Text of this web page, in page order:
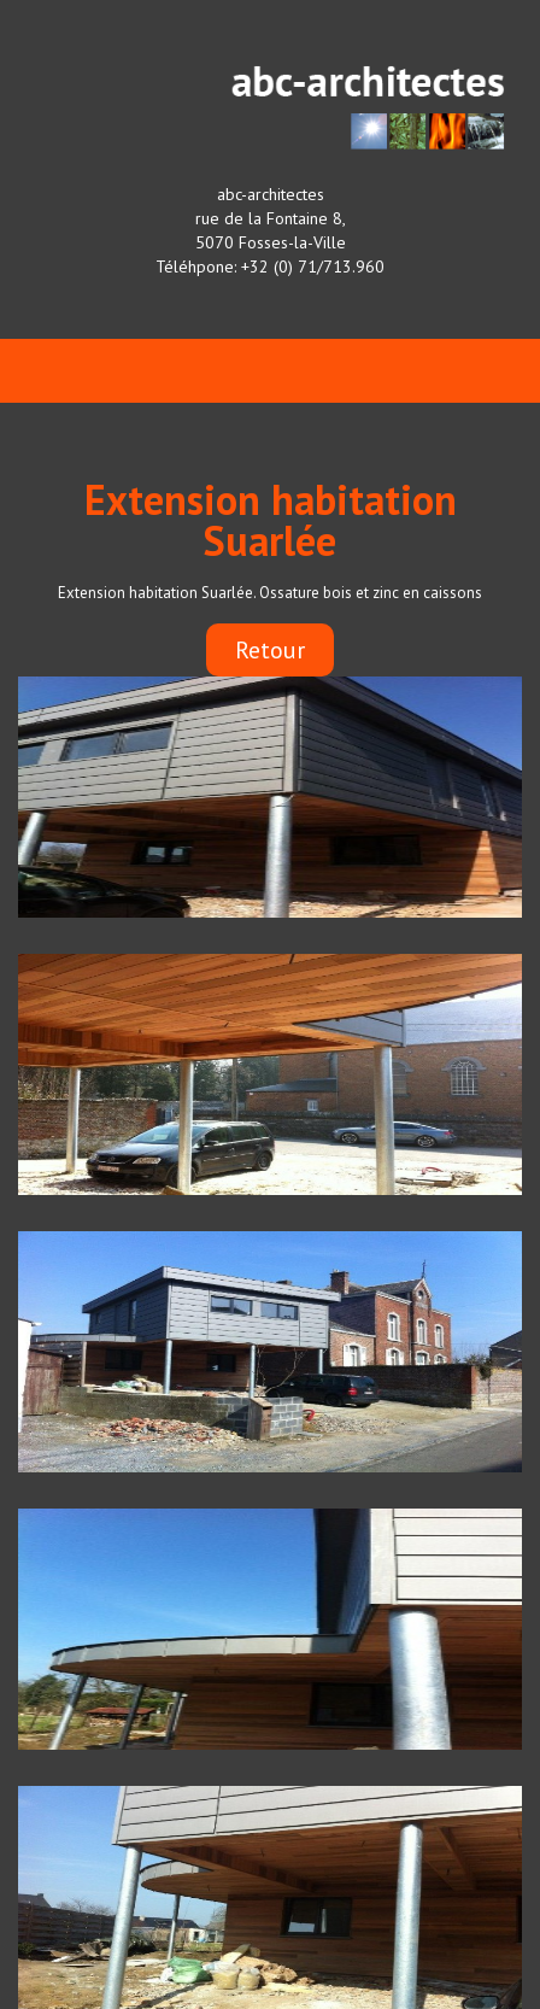
abc-architectes
rue de la Fontaine 8,
5070 Fosses-la-Ville
Téléhpone: +32 (0) 71/713.960
Extension habitation
Suarlée
Extension habitation Suarlée. Ossature bois et zinc en caissons
Retour